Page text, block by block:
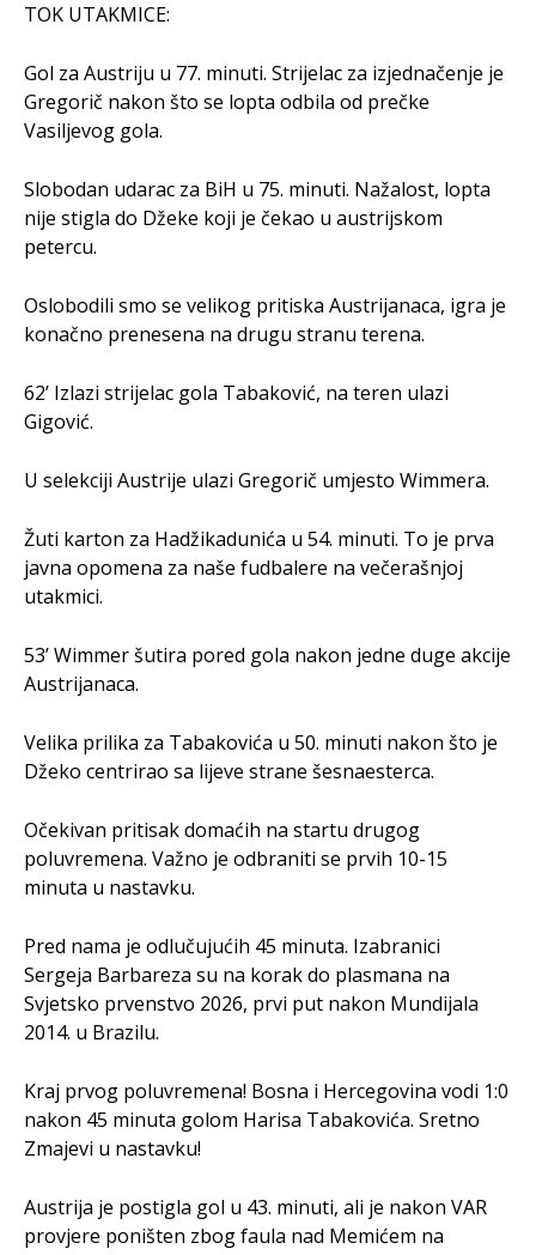
TOK UTAKMICE:
Gol za Austriju u 77. minuti. Strijelac za izjednačenje je
Gregorič nakon što se lopta odbila od prečke
Vasiljevog gola.
Slobodan udarac za BiH u 75. minuti. Nažalost, lopta
nije stigla do Džeke koji je čekao u austrijskom
petercu.
Oslobodili smo se velikog pritiska Austrijanaca, igra je
konačno prenesena na drugu stranu terena.
62’ Izlazi strijelac gola Tabaković, na teren ulazi
Gigović.
U selekciji Austrije ulazi Gregorič umjesto Wimmera.
Žuti karton za Hadžikadunića u 54. minuti. To je prva
javna opomena za naše fudbalere na večerašnjoj
utakmici.
53’ Wimmer šutira pored gola nakon jedne duge akcije
Austrijanaca.
Velika prilika za Tabakovića u 50. minuti nakon što je
Džeko centrirao sa lijeve strane šesnaesterca.
Očekivan pritisak domaćih na startu drugog
poluvremena. Važno je odbraniti se prvih 10-15
minuta u nastavku.
Pred nama je odlučujućih 45 minuta. Izabranici
Sergeja Barbareza su na korak do plasmana na
Svjetsko prvenstvo 2026, prvi put nakon Mundijala
2014. u Brazilu.
Kraj prvog poluvremena! Bosna i Hercegovina vodi 1:0
nakon 45 minuta golom Harisa Tabakovića. Sretno
Zmajevi u nastavku!
Austrija je postigla gol u 43. minuti, ali je nakon VAR
provjere poništen zbog faula nad Memićem na